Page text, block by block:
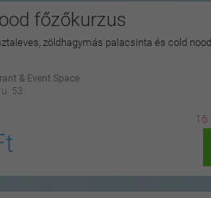
főzőkurzus
zöldhagymás palacsinta és cold
& Event Space
53.
16